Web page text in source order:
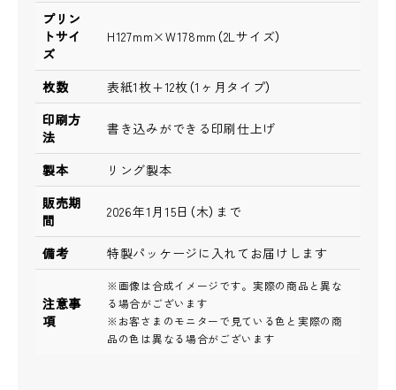
プリン
トサイ
ズ
H127mm×W178mm（2Lサイズ）
枚数
表紙1枚+12枚（1ヶ月タイプ）
印刷方
法
書き込みができる印刷仕上げ
製本
リング製本
販売期
間
2026年1月15日（木）まで
備考 特製パッケージに入れてお届けします
注意事
項
※画像は合成イメージです。実際の商品と異な
る場合がございます
※お客さまのモニターで見ている色と実際の商
品の色は異なる場合がございます